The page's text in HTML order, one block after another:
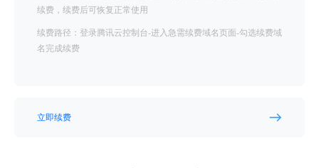
续费，续费后可恢复正常使用
续费路径：登录腾讯云控制台-进入急需续费域名页面-勾选续费域
名完成续费
立即续费